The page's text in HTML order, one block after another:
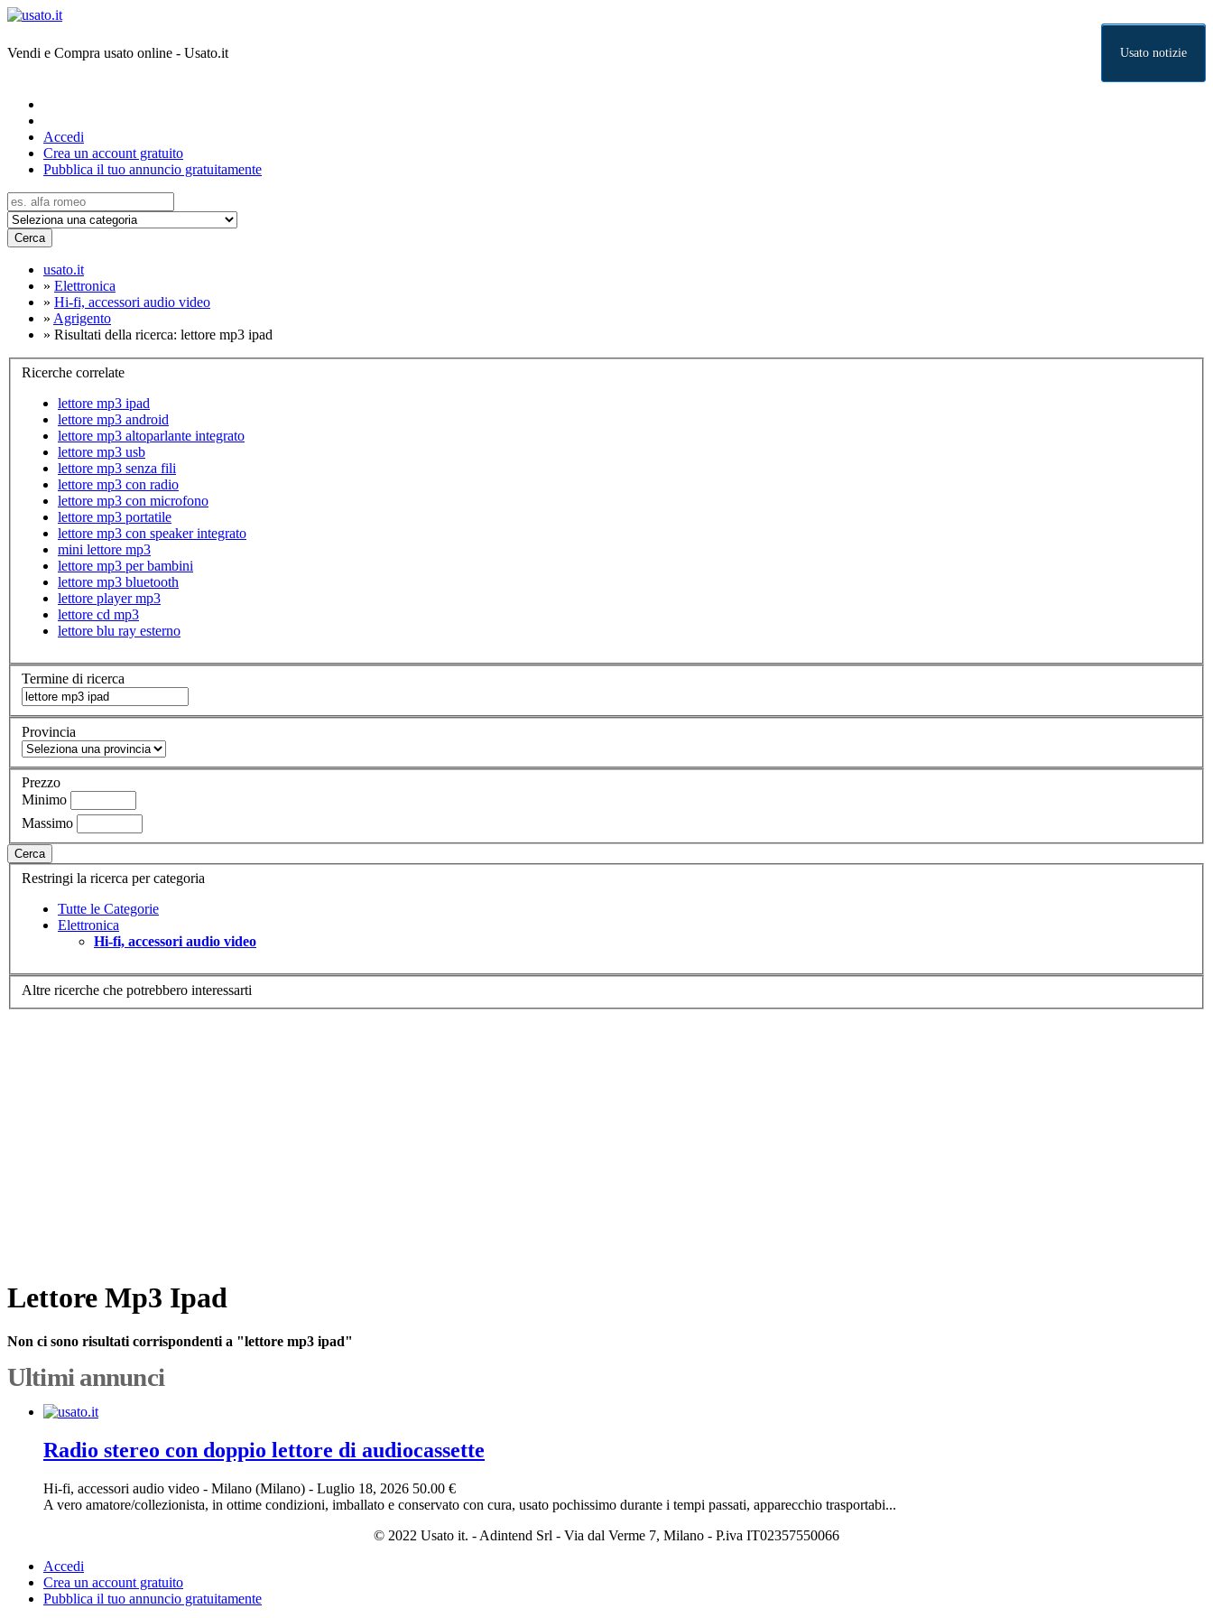
Vendi e Compra usato online - Usato.it Usato notizie
Accedi
Crea un account gratuito
Pubblica il tuo annuncio gratuitamente
Cerca
usato.it
» Elettronica
» Hi-fi, accessori audio video
» Agrigento
» Risultati della ricerca: lettore mp3 ipad
Ricerche correlate
lettore mp3 ipad
lettore mp3 android
lettore mp3 altoparlante integrato
lettore mp3 usb
lettore mp3 senza fili
lettore mp3 con radio
lettore mp3 con microfono
lettore mp3 portatile
lettore mp3 con speaker integrato
mini lettore mp3
lettore mp3 per bambini
lettore mp3 bluetooth
lettore player mp3
lettore cd mp3
lettore blu ray esterno
Termine di ricerca
Provincia
Prezzo
Minimo
Massimo
Cerca
Restringi la ricerca per categoria
Tutte le Categorie
Elettronica
Hi-fi, accessori audio video
Altre ricerche che potrebbero interessarti
Lettore Mp3 Ipad
Non ci sono risultati corrispondenti a "lettore mp3 ipad"
Ultimi annunci
Radio stereo con doppio lettore di audiocassette
Hi-fi, accessori audio video - Milano (Milano) - Luglio 18, 2026 50.00 €
A vero amatore/collezionista, in ottime condizioni, imballato e conservato con cura, usato pochissimo durante i tempi passati, apparecchio trasportabi...
© 2022 Usato it. - Adintend Srl - Via dal Verme 7, Milano - P.iva IT02357550066
Accedi
Crea un account gratuito
Pubblica il tuo annuncio gratuitamente